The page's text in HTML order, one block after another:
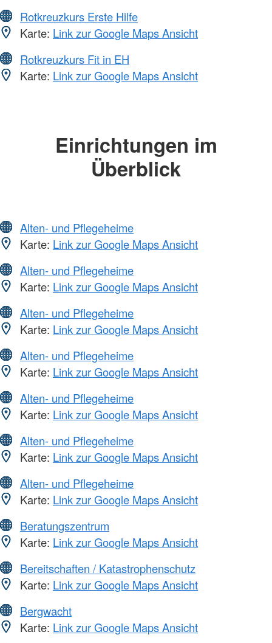
Rotkreuzkurs Erste Hilfe
Karte: Link zur Google Maps Ansicht
Rotkreuzkurs Fit in EH
Karte: Link zur Google Maps Ansicht
Einrichtungen im
Überblick
Alten- und Pflegeheime
Karte: Link zur Google Maps Ansicht
Alten- und Pflegeheime
Karte: Link zur Google Maps Ansicht
Alten- und Pflegeheime
Karte: Link zur Google Maps Ansicht
Alten- und Pflegeheime
Karte: Link zur Google Maps Ansicht
Alten- und Pflegeheime
Karte: Link zur Google Maps Ansicht
Alten- und Pflegeheime
Karte: Link zur Google Maps Ansicht
Alten- und Pflegeheime
Karte: Link zur Google Maps Ansicht
Beratungszentrum
Karte: Link zur Google Maps Ansicht
Bereitschaften / Katastrophenschutz
Karte: Link zur Google Maps Ansicht
Bergwacht
Karte: Link zur Google Maps Ansicht